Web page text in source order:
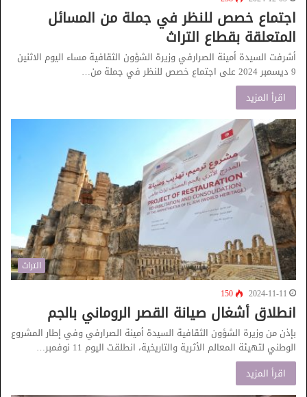
اجتماع خصص للنظر في جملة من المسائل
المتعلقة بقطاع التراث
أشرفت السيدة أمينة الصرارفي وزيرة الشؤون الثقافية مساء اليوم الاثنين
9 ديسمبر 2024 على اجتماع خصص للنظر في جملة من…
اقرأ المزيد
التراث
2024-11-11
150
انطلاق أشغال صيانة القصر الروماني بالجم
بإذن من وزيرة الشؤون الثقافية السيدة أمينة الصرارفي وفي إطار المشروع
الوطني لتهيئة المعالم الأثرية والتاريخية، انطلقت اليوم 11 نوفمبر…
اقرأ المزيد